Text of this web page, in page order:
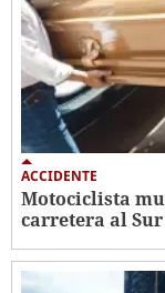
ACCIDENTE
Motociclista
carretera al